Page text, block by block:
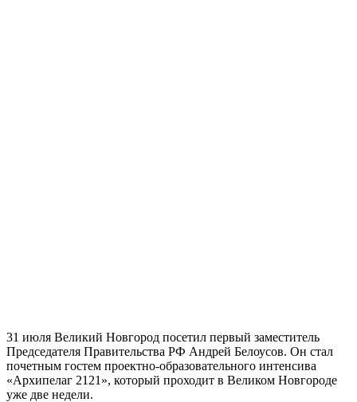
31 июля Великий Новгород посетил первый заместитель
Председателя Правительства РФ Андрей Белоусов. Он стал
почетным гостем проектно-образовательного интенсива
«Архипелаг 2121», который проходит в Великом Новгороде
уже две недели.